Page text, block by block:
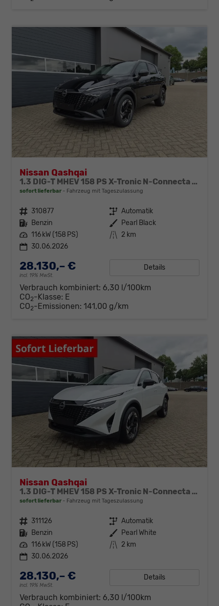
Nissan Qashqai
1.3 DIG-T MHEV 158 PS X-Tronic N-Connecta Teil-Leder PanoGlasdach Klimaautomatik Sitzheizung Lenkradheizung Navi ACC PDC v+h 360°Kamera DAB Bluetooth Touchscreen Apple CarPlay Android Auto 18"LM
sofort lieferbar Fahrzeug mit Tageszulassung
Fahrzeugnr. 310877 Getriebe Automatik
Kraftstoff Benzin Außenfarbe Pearl Black
Leistung 116 kW (158 PS) Kilometerstand 2 km
30.06.2026
28.130,– €
incl. 19% MwSt.
Details
Verbrauch kombiniert: 6,30 l/100km
CO2-Klasse: E
CO2-Emissionen: 141,00 g/km
Nissan Qashqai
1.3 DIG-T MHEV 158 PS X-Tronic N-Connecta Teil-Leder PanoGlasdach Klimaautomatik Sitzheizung Lenkradheizung Navi ACC PDC v+h 360°Kamera DAB Bluetooth Touchscreen Apple CarPlay Android Auto 18"LM
sofort lieferbar Fahrzeug mit Tageszulassung
Fahrzeugnr. 311126 Getriebe Automatik
Kraftstoff Benzin Außenfarbe Pearl White
Leistung 116 kW (158 PS) Kilometerstand 2 km
30.06.2026
28.130,– €
incl. 19% MwSt.
Details
Verbrauch kombiniert: 6,30 l/100km